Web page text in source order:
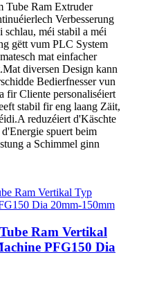
Tube Ram Extruder
Verbesserung
schlau, méi stabil a méi
gëtt vum PLC System
mat einfacher
diversen Design kann
Bedierfnesser vun
fir Cliente personaliséiert
stabil fir eng laang Zäit,
reduzéiert d'Käschte
spuert beim
a Schimmel ginn
Ram Vertikal
PFG150 Dia